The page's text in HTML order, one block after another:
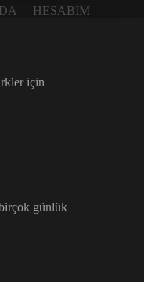
HESABIM
için
günlük